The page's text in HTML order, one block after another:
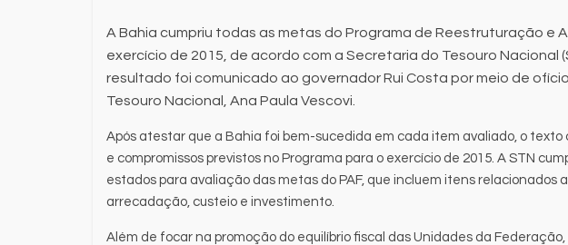
A Bahia cumpriu todas as metas do Programa de Reestruturação e
exercício de 2015, de acordo com a Secretaria do Tesouro Nacional
resultado foi comunicado ao governador Rui Costa por meio de
Tesouro Nacional, Ana Paula Vescovi.
Após atestar que a Bahia foi bem-sucedida em cada item avaliado, o texto
e compromissos previstos no Programa para o exercício de 2015. A STN
estados para avaliação das metas do PAF, que incluem itens relacionados
arrecadação, custeio e investimento.
Além de focar na promoção do equilíbrio fiscal das Unidades da Federação,